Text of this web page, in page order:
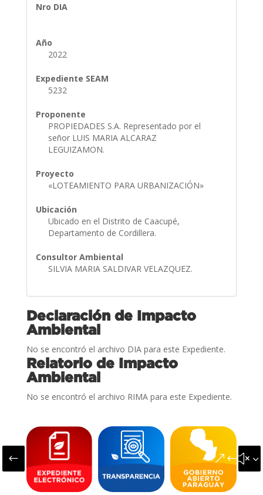
Nro DIA
Año
2022
Expediente SEAM
5232
Proponente
PROPIEDADES S.A. Representado por el
señor LUIS MARIA ALCARAZ
LEGUIZAMON.
Proyecto
«LOTEAMIENTO PARA URBANIZACIÓN»
Ubicación
Ubicado en el Distrito de Caacupé,
Departamento de Cordillera.
Consultor Ambiental
SILVIA MARIA SALDIVAR VELAZQUEZ.
Declaración de Impacto
Ambiental
No se encontró el archivo DIA para este Expediente.
Relatorio de Impacto
Ambiental
No se encontró el archivo RIMA para este Expediente.
#